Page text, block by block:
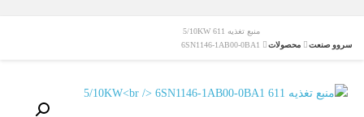
سروو صنعت محصولات
منبع تغذیه 611 5/10KW
6SN1146-1AB00-0BA1